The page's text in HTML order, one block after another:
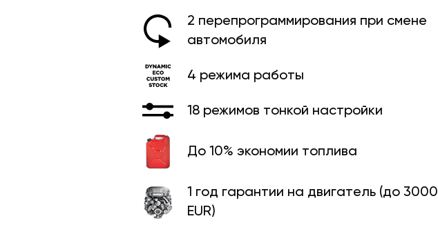
2 перепрограммирования при смене
автомобиля
4 режима работы
18 режимов тонкой настройки
До 10% экономии топлива
1 год гарантии на двигатель (до 3000
EUR)